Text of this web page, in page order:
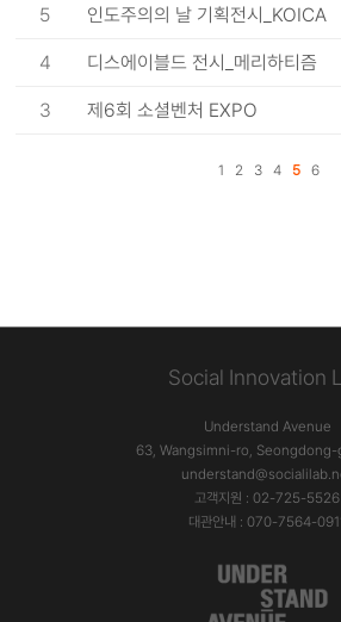
5 인도주의의 날 기획전시_KOICA
4 디스에이블드 전시_메리하티즘
3 제6회 소셜벤처 EXPO
1 2 3 4 5 6
Social Innovation
Understand Avenue
63, Wangsimni-ro, Seongdong-
고객지원 : 02-725-5526
대관안내 : 070-7564-